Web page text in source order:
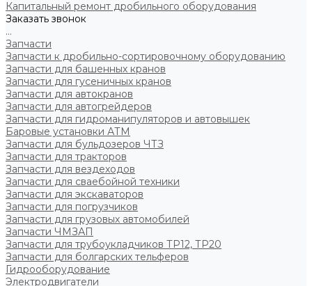
Капитальный ремонт дробильного оборудования
Заказать звонок
...
Запчасти
Запчасти к дробильно-сортировочному оборудованию
Запчасти для башенных кранов
Запчасти для гусеничных кранов
Запчасти для автокранов
Запчасти для автогрейдеров
Запчасти для гидроманипуляторов и автовышек
Баровые установки АТМ
Запчасти для бульдозеров ЧТЗ
Запчасти для тракторов
Запчасти для вездеходов
Запчасти для сваебойной техники
Запчасти для экскаваторов
Запчасти для погрузчиков
Запчасти для грузовых автомобилей
Запчасти ЧМЗАП
Запчасти для трубоукладчиков ТР12, ТР20
Запчасти для болгарских тельферов
Гидрооборудование
Электродвигатели